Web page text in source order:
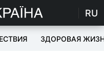
RU
ЗДОРОВАЯ